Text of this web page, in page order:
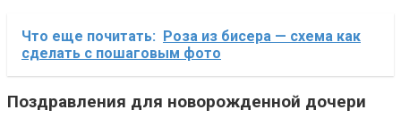
Что еще почитать: Роза из бисера — схема как
сделать с пошаговым фото
Поздравления для новорожденной дочери